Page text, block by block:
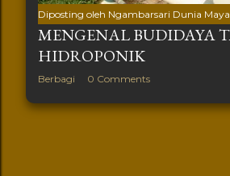
Diposting oleh Ngambarsari Dunia Maya
MENGENAL BUDIDAYA
HIDROPONIK
Berbagi 0 Comments